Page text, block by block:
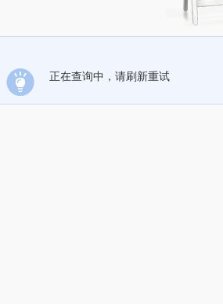
正在查询中，请刷新重试